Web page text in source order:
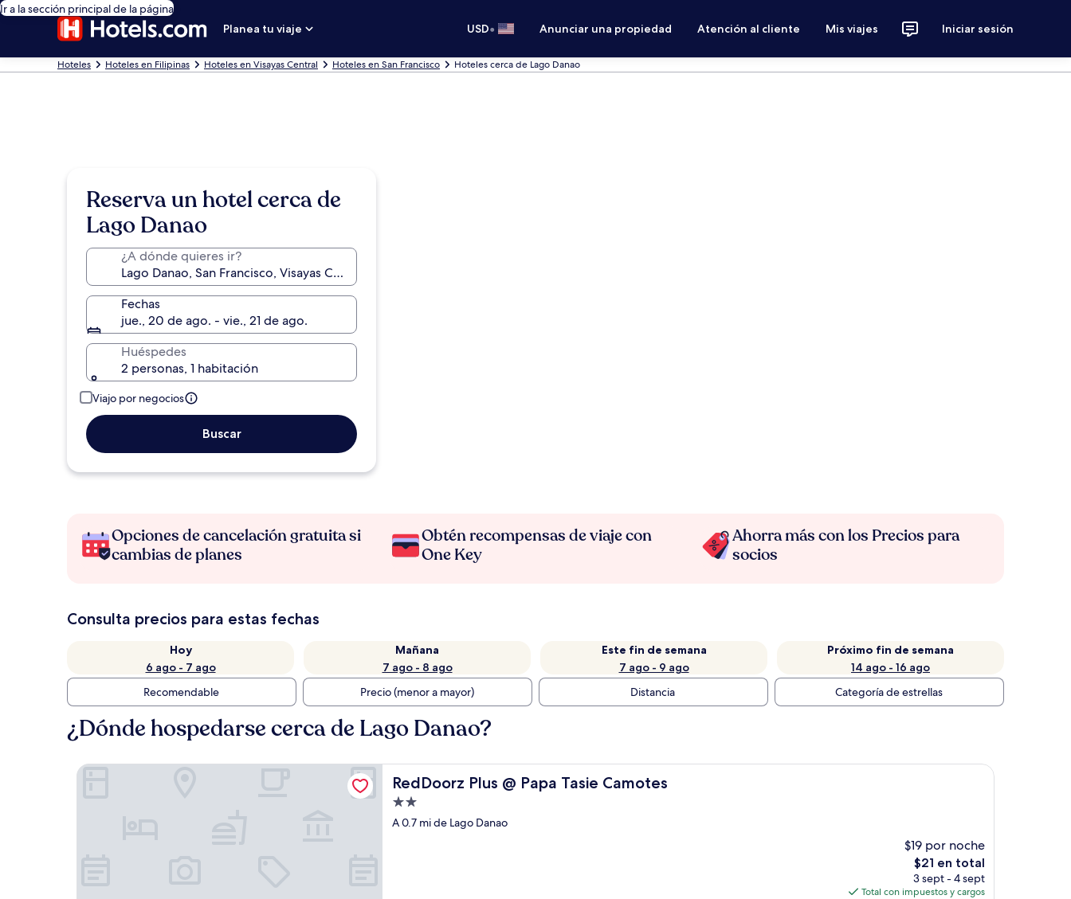
Ir a la sección principal de la página
Planea tu viaje
USD• Anunciar una propiedad Atención al cliente Mis viajes Iniciar sesión
Hoteles Hoteles en Filipinas Hoteles en Visayas Central Hoteles en San Francisco Hoteles cerca de Lago Danao
Reserva un hotel cerca de
Lago Danao
¿A dónde quieres ir?
Fechas
jue., 20 de ago. - vie., 21 de ago.
Huéspedes
2 personas, 1 habitación
Viajo por negocios
Buscar
Opciones de cancelación gratuita si
cambias de planes
Obtén recompensas de viaje con
One Key
Ahorra más con los Precios para
socios
Consulta precios para estas fechas
Hoy
6 ago - 7 ago
Mañana
7 ago - 8 ago
Este fin de semana
7 ago - 9 ago
Próximo fin de semana
14 ago - 16 ago
Recomendable
Precio (menor a mayor) Distancia Categoría de estrellas
¿Dónde hospedarse cerca de Lago Danao?
RedDoorz Plus @ Papa Tasie Camotes
RedDoorz Plus @ Papa Tasie Camotes
Propiedad
de
A 0.7 mi de Lago Danao
$19 por noche
El
precio
actual
$21 en total
3 sept - 4 sept
Total con impuestos y cargos
RedDoorz Plus @ Papa Tasie Camotes